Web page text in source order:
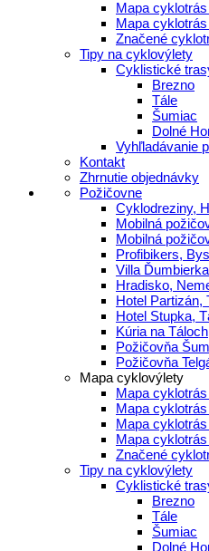
Mapa
Mapa
Značené
Tipy na cyklovýlety
Cyklistické
Brezno
Tále
Šumiac
Dolné
Vyhľladávanie
Kontakt
Zhrnutie objednávky
Požičovne
Cyklodreziny,
Mobilná
Mobilná
Profibikers,
Villa
Hradisko,
Hotel Partizán,
Hotel Stupka,
Kúria na Táloch
Požičovňa
Požičovňa
Mapa cyklovýlety
Mapa
Mapa
Mapa
Mapa
Značené
Tipy na cyklovýlety
Cyklistické
Brezno
Tále
Šumiac
Dolné